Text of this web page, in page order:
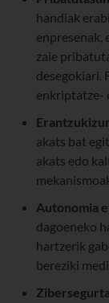
handiak
enpresenak,
zaie
desegokiari.
enkriptatze-
akats bat
akats edo
Autonomia
dagoeneko
hartzerik
bereziki